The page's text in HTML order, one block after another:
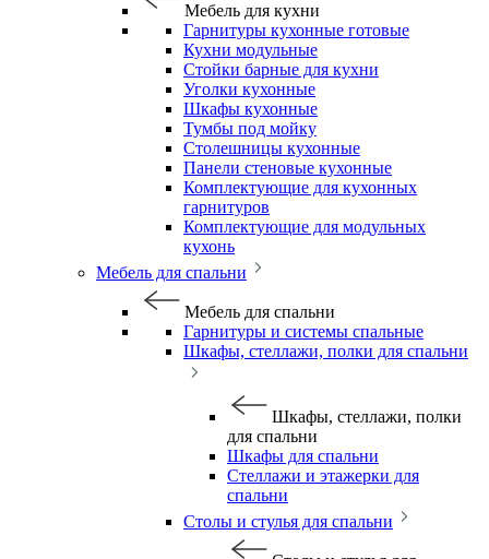
Мебель для кухни
Гарнитуры кухонные готовые
Кухни модульные
Стойки барные для кухни
Уголки кухонные
Шкафы кухонные
Тумбы под мойку
Столешницы кухонные
Панели стеновые кухонные
Комплектующие для кухонных
гарнитуров
Комплектующие для модульных
кухонь
Мебель для спальни
Мебель для спальни
Гарнитуры и системы спальные
Шкафы, стеллажи, полки для спальни
Шкафы, стеллажи, полки
для спальни
Шкафы для спальни
Стеллажи и этажерки для
спальни
Столы и стулья для спальни